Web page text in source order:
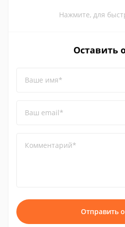
Нажмите, для
Оставить
Ваше имя*
Ваш email*
Комментарий*
Отправить